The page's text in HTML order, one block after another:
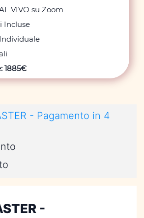
VIVO su Zoom
Incluse
1885€
- Pagamento in 4
-